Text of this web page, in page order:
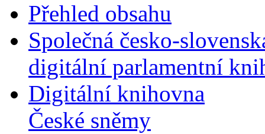
Přehled obsahu
Společná česko-
digitální parlamentní
Digitální knihovna
České sněmy